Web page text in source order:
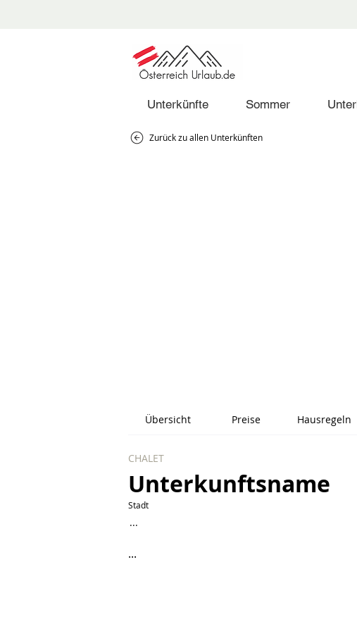
Unterkünfte Sommer
Zurück zu allen Unterkünften
Übersicht Preise Hausregeln
CHALET
Unterkunftsname
Stadt
...
...